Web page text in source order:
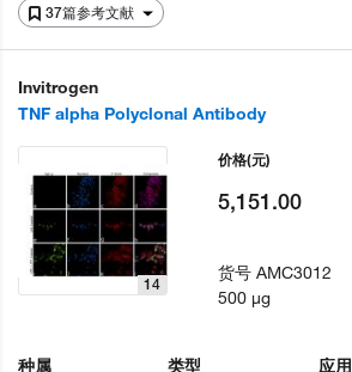
37篇参考文献
Invitrogen
TNF alpha Polyclonal Antibody
14
种属
类型
应用
价格(元)
5,151.00
货号AMC3012
500 µg